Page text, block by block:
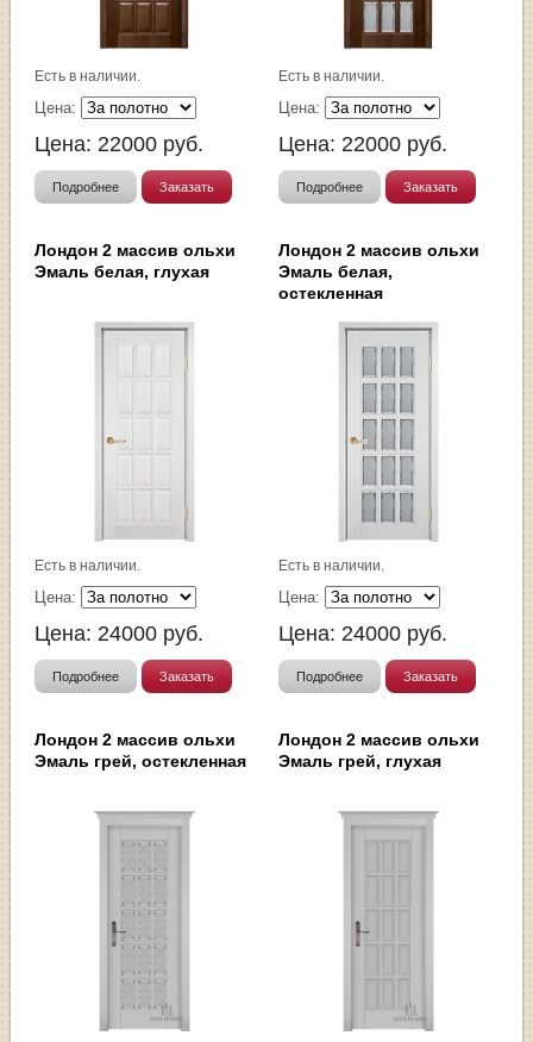
Есть в наличии.
Цена:
Цена: 22000 руб.
Подробнее Заказать
Есть в наличии.
Цена:
Цена: 22000 руб.
Подробнее Заказать
Лондон 2 массив ольхи
Эмаль белая, глухая
Есть в наличии.
Цена:
Цена: 24000 руб.
Подробнее Заказать
Лондон 2 массив ольхи
Эмаль белая,
остекленная
Есть в наличии.
Цена:
Цена: 24000 руб.
Подробнее Заказать
Лондон 2 массив ольхи
Эмаль грей, остекленная
Лондон 2 массив ольхи
Эмаль грей, глухая